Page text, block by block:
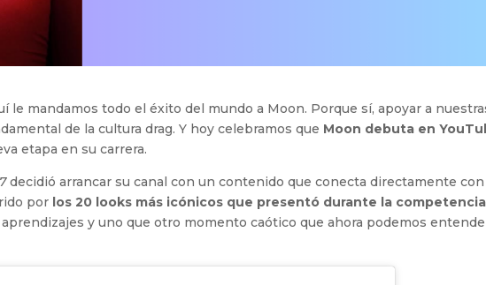
le mandamos todo el éxito del mundo a Moon. Porque sí, apoyar a
de la cultura drag. Y hoy celebramos que Moon debuta en
etapa en su carrera.
decidió arrancar su canal con un contenido que conecta directamente
por los 20 looks más icónicos que presentó durante la competencia
y uno que otro momento caótico que ahora podemos